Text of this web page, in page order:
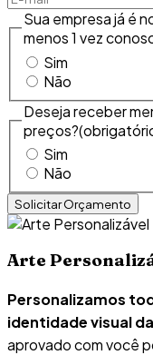
Sua empresa já é
menos 1 vez
Sim
Não
Deseja receber
preços?
Sim
Não
Arte
Personalizamos
identidade visual
aprovado com você